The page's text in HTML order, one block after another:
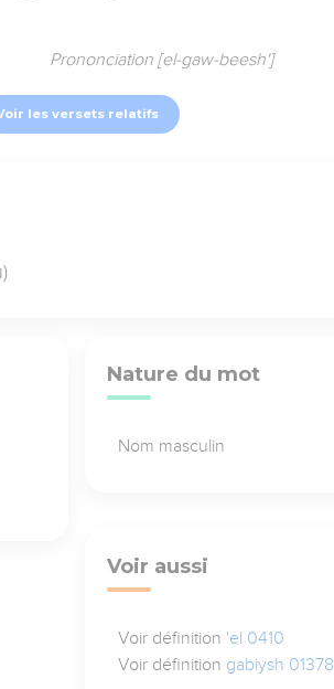
Prononciation [el-gaw-beesh']
les versets relatifs
Nature du mot
Nom masculin
Voir aussi
Voir définition 'el 0410
Voir définition gabiysh 01378